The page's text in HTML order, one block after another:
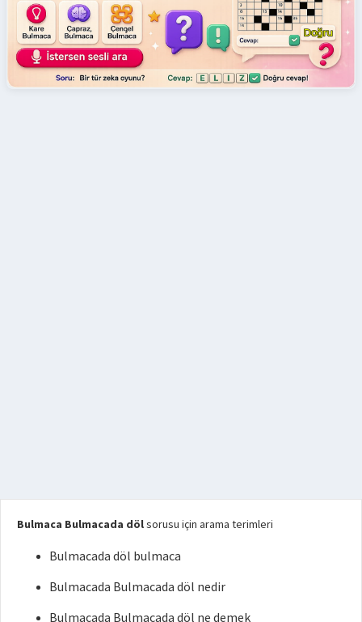
Bulmaca Bulmacada dölsorusu için arama terimleri
Bulmacada döl bulmaca
Bulmacada Bulmacada döl nedir
Bulmacada Bulmacada döl ne demek